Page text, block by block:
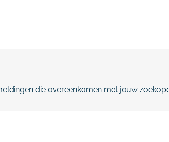
die overeenkomen met jouw